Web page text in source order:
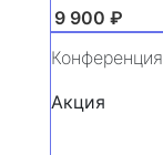
от 9 900 ₽
Конференция
Акция